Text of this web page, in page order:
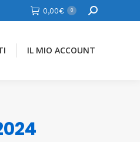
0,00€ 0 Cerca
IL MIO ACCOUNT